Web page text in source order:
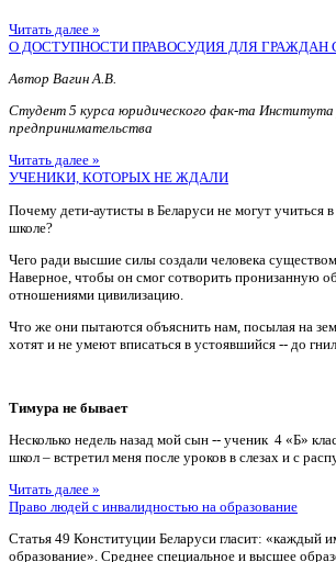
Читать далее »
О ДОСТУПНОСТИ ПРАВОСУДИЯ ДЛЯ
Автор Вагин А.В.
Студент 5 курса юридического фак-та Института
предпринимательства
Читать далее »
УЧЕНИКИ, КОТОРЫХ НЕ ЖДАЛИ
Почему дети-аутисты в Беларуси не могут учиться
школе?
Чего ради высшие силы создали человека
Наверное, чтобы он смог сотворить пронизанную
отношениями цивилизацию.
Что же они пытаются объяснить нам, посылая на
хотят и не умеют вписаться в устоявшийся -- до
Тимура не бывает
Несколько недель назад мой сын -- ученик 4 «Б»
школ – встретил меня после уроков в слезах и с
Читать далее »
Право людей с инвалидностью на образование
Статья 49 Конституции Беларуси гласит: «каждый
образование». Среднее специальное и высшее